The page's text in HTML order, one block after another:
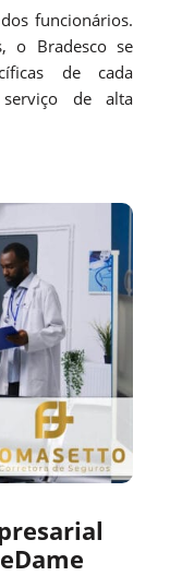
funcionários.
o Bradesco se
de cada
de alta